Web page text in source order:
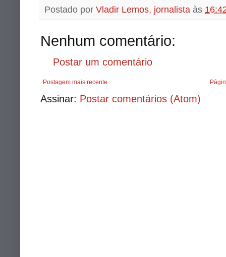
Postado por Vladir Lemos, jornalista às
Nenhum comentário:
Postar um comentário
Postagem mais recente
Assinar: Postar comentários (Atom)